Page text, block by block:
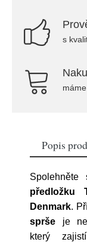
s
Popis
předložku
Denmark.
sprše je
který